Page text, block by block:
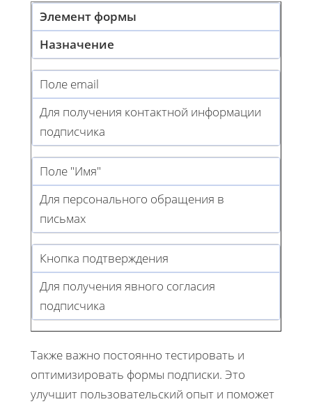
Элемент формы
Назначение
Поле email
Для получения контактной информации
подписчика
Поле "Имя"
Для персонального обращения в
письмах
Кнопка подтверждения
Для получения явного согласия
подписчика
Также важно постоянно тестировать и
оптимизировать формы подписки. Это
улучшит пользовательский опыт и поможет